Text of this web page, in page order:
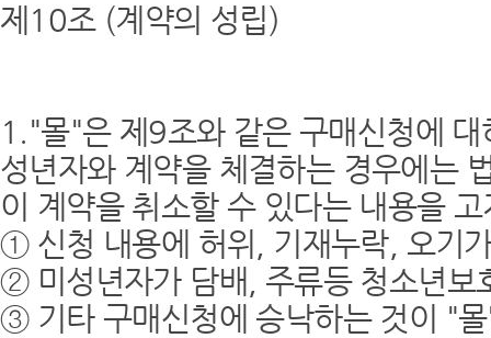
제10조 (계약의 성립)
1."몰"은 제9조와 같은 구매신청에
성년자와 계약을 체결하는 경우에는
이 계약을 취소할 수 있다는 내용을
① 신청 내용에 허위, 기재누락, 오기
② 미성년자가 담배, 주류등 청소년보
③ 기타 구매신청에 승낙하는 것이 "